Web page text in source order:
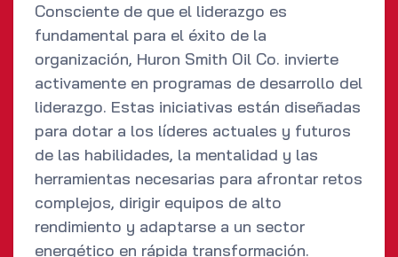
Consciente de que el liderazgo es
fundamental para el éxito de la
organización, Huron Smith Oil Co. invierte
activamente en programas de desarrollo del
liderazgo. Estas iniciativas están diseñadas
para dotar a los líderes actuales y futuros
de las habilidades, la mentalidad y las
herramientas necesarias para afrontar retos
complejos, dirigir equipos de alto
rendimiento y adaptarse a un sector
energético en rápida transformación.